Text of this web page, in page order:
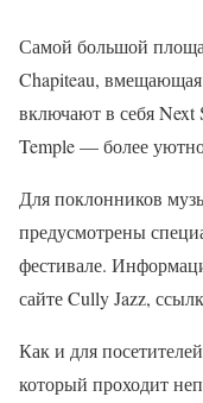
Самой большой
Chapiteau,
включают в себя Next
Temple — более
Для поклонников
предусмотрены
фестивале.
сайте Cully Jazz,
Как и для посетителей
который проходит